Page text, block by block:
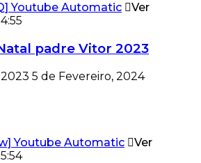
Ver
padre Vitor 2023
5 de Fevereiro, 2024
Ver